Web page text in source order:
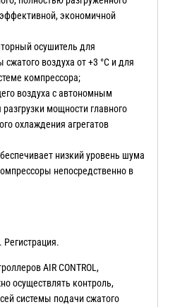
экономичной
осушитель для
воздуха от +3 °С и для
компрессора;
воздуха с автономным
мощности главного
охлаждения агрегатов
низкий уровень шума
непосредственно в
Регистрация.
AIR CONTROL,
осуществлять контроль,
системы подачи сжатого